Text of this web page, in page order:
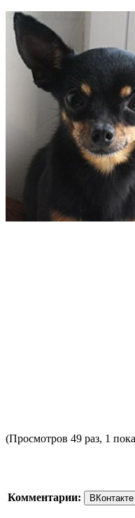
(Просмотров 49 раз, 1
Комментарии: